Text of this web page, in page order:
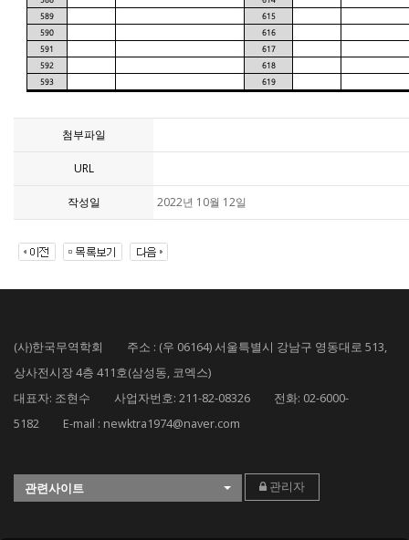
첨부파일
URL
작성일 2022년 10월 12일
(사)한국무역학회 주소 : (우 06164) 서울특별시 강남구 영동대로 513,
상사전시장 4층 411호(삼성동, 코엑스)
대표자: 조현수 사업자번호: 211-82-08326 전화: 02-6000-
5182 E-mail : newktra1974@naver.com
관련사이트 관리자